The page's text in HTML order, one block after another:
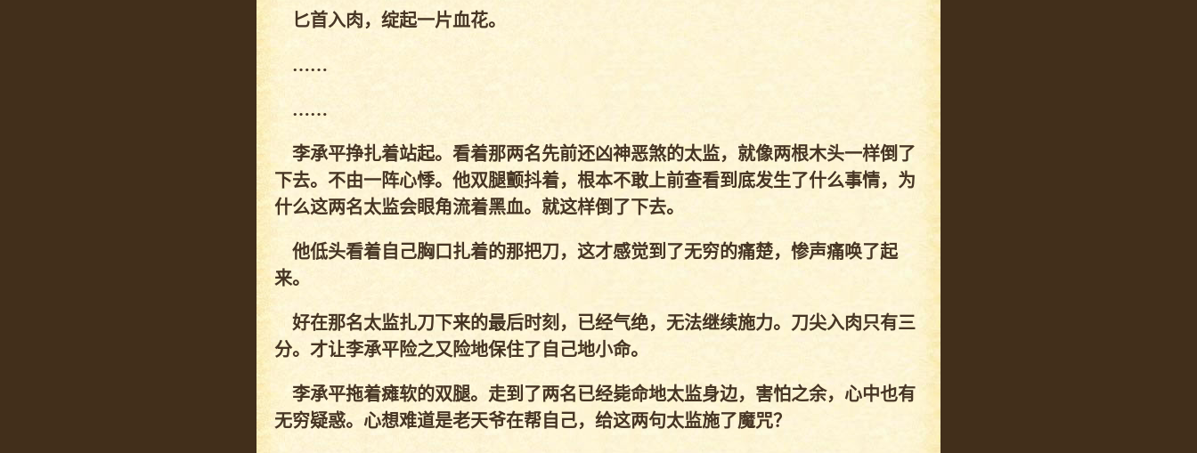
匕首入肉，绽起一片血花。
……
……
李承平挣扎着站起。看着那两名先前还凶神恶煞的太监，就像两根木头一样倒了
下去。不由一阵心悸。他双腿颤抖着，根本不敢上前查看到底发生了什么事情，为
什么这两名太监会眼角流着黑血。就这样倒了下去。
他低头看着自己胸口扎着的那把刀，这才感觉到了无穷的痛楚，惨声痛唤了起
来。
好在那名太监扎刀下来的最后时刻，已经气绝，无法继续施力。刀尖入肉只有三
分。才让李承平险之又险地保住了自己地小命。
李承平拖着瘫软的双腿。走到了两名已经毙命地太监身边，害怕之余，心中也有
无穷疑惑。心想难道是老天爷在帮自己，给这两句太监施了魔咒？